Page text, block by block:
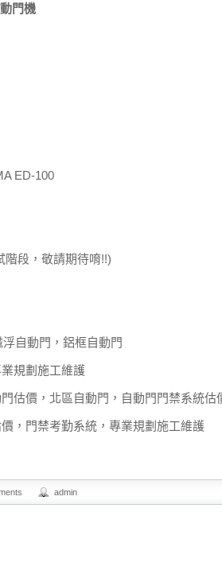
門機
ED-100
階段，敬請期待唷!!)
自動門，鋁框自動門
規劃施工維護
估價，北區自動門，自動門門禁系統估
，門禁考勤系統，專業規劃施工維護
admin